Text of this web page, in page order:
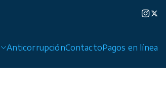
Sánchez y Cerro de San Pedro.
AnticorrupciónContactoPagos en línea